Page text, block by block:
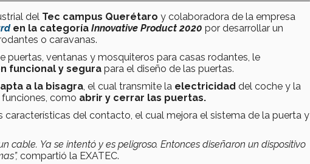
del Tec campus Querétaro y colaboradora de la empresa
en la categoría Innovative Product 2020 por desarrollar un
o caravanas.
puertas, ventanas y mosquiteros para casas rodantes, le
funcional y segura para el diseño de las puertas.
a la bisagra , el cual transmite la electricidad del coche y la
como abrir y cerrar las puertas.
del contacto, el cual mejora el sistema de la puerta y
cable. Ya se intentó y es peligroso. Entonces diseñaron un dispositivo
compartió la EXATEC.